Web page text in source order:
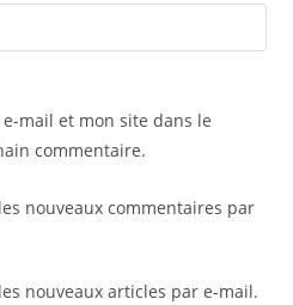
mail et mon site dans le
commentaire.
nouveaux commentaires par
nouveaux articles par e-mail.